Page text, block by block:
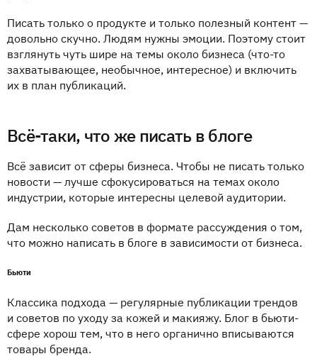
Писать только о продукте и только полезный контент —
довольно скучно. Людям нужны эмоции. Поэтому стоит
взглянуть чуть шире на темы около бизнеса (что-то
захватывающее, необычное, интересное) и включить
их в план публикаций.
Всё-таки, что же писать в блоге
Всё зависит от сферы бизнеса. Чтобы не писать только
новости — лучше сфокусироваться на темах около
индустрии, которые интересны целевой аудитории.
Дам несколько советов в формате рассуждения о том,
что можно написать в блоге в зависимости от бизнеса.
Бьюти
Классика подхода — регулярные публикации трендов
и советов по уходу за кожей и макияжу. Блог в бьюти-
сфере хорош тем, что в него органично вписываются
товары бренда.